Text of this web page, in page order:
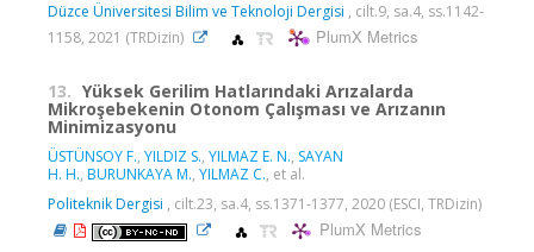
Düzce Üniversitesi Bilim ve Teknoloji Dergisi , cilt.9, sa.4, ss.1142-
1158, 2021 (TRDizin)
PlumX Metrics
13. Yüksek Gerilim Hatlarındaki Arızalarda
Mikroşebekenin Otonom Çalışması ve Arızanın
Minimizasyonu
ÜSTÜNSOY F., YILDIZ S., YILMAZ E. N., SAYAN
H. H., BURUNKAYA M., YILMAZ C., et al.
Politeknik Dergisi , cilt.23, sa.4, ss.1371-1377, 2020 (ESCI, TRDizin)
PlumX Metrics